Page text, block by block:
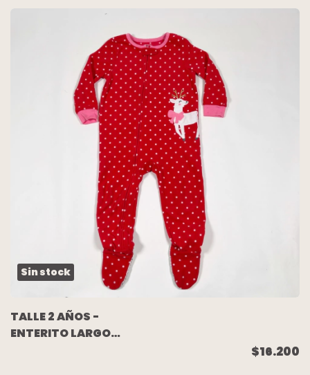
Sin stock
TALLE 2 AÑOS -
ENTERITO LARGO
$16.200